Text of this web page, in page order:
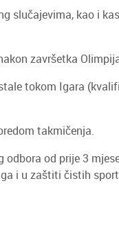
slučajevima, kao i
završetka
tokom Igara
takmičenja.
od prije 3
i u zaštiti čistih